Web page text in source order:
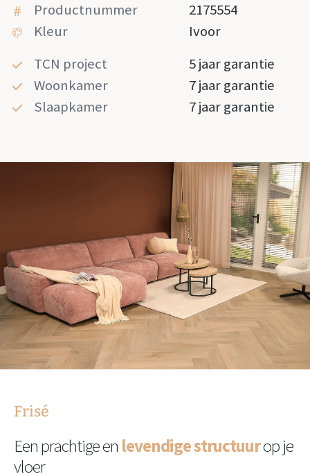
Productnummer
2175554
Kleur
Ivoor
TCN project
5 jaar garantie
Woonkamer
7 jaar garantie
Slaapkamer
7 jaar garantie
Frisé
Een prachtige en levendige structuurop je
vloer